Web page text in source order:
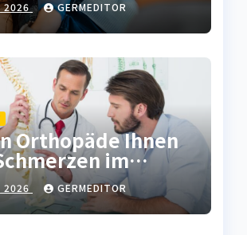
2026 GERMEDITOR
Orthopäde Ihnen
im
zu lindern
2026 GERMEDITOR